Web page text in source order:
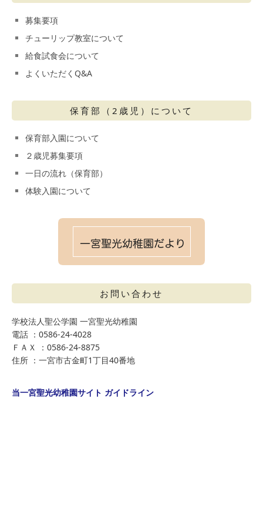
募集要項
チューリップ教室について
給食試食会について
よくいただくQ&A
保育部（2歳児）について
保育部入園について
２歳児募集要項
一日の流れ（保育部）
体験入園について
お問い合わせ
学校法人聖公学園 一宮聖光幼稚園
電話 ：0586-24-4028
ＦＡＸ ：0586-24-8875
住所 ：一宮市古金町1丁目40番地
当一宮聖光幼稚園サイト ガイドライン